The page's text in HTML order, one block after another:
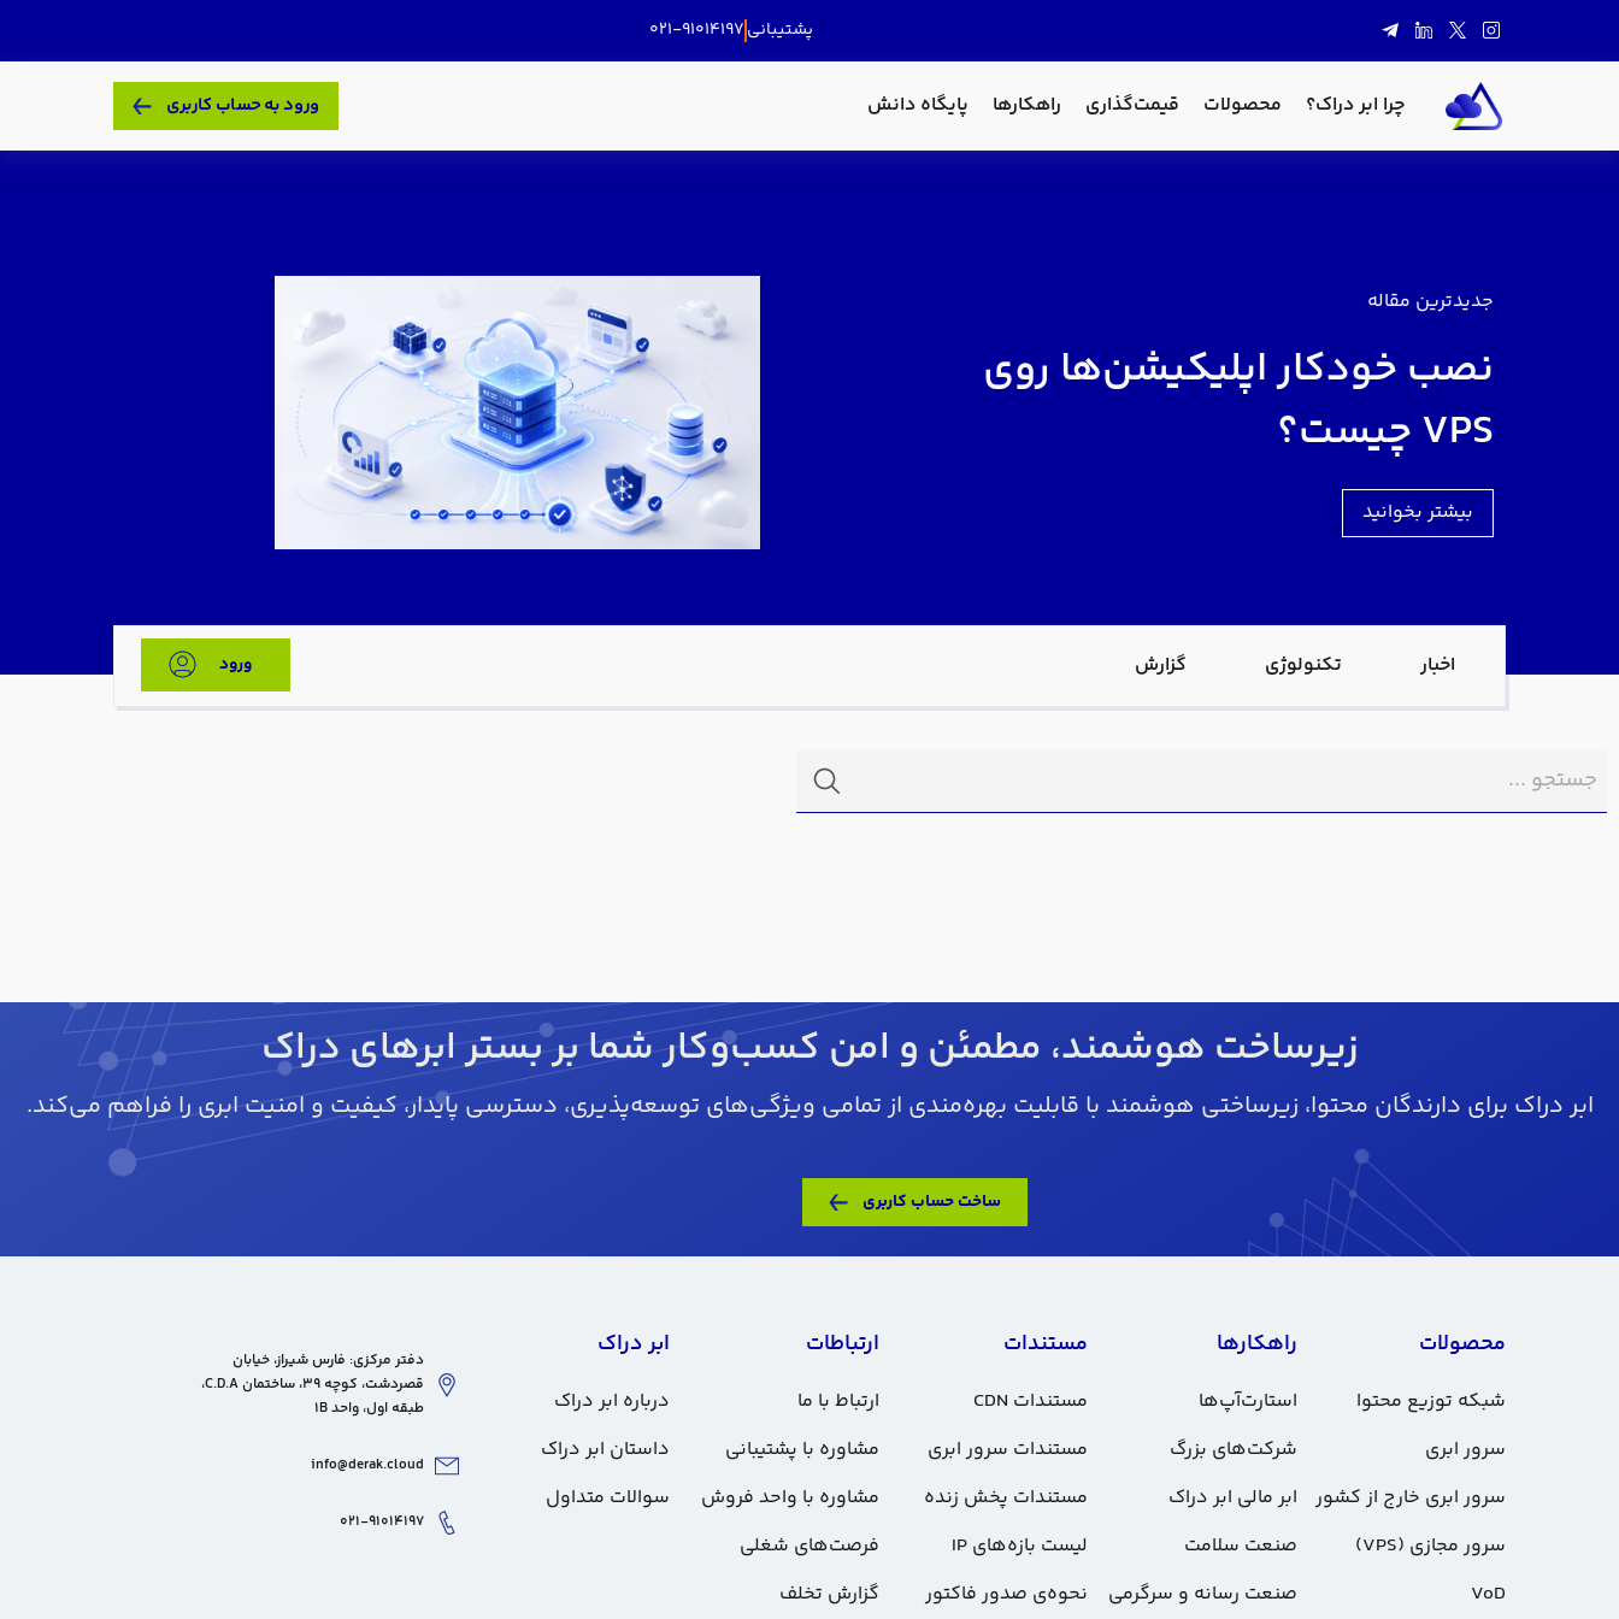
پشتیبانی۰۲۱-۹۱۰۱۴۱۹۷
چرا ابر دراک؟ محصولات قیمت‌گذاری راهکارها پایگاه دانش ورود به حساب کاربری
جدیدترین مقاله
نصب خودکار اپلیکیشن‌ها روی
VPS چیست؟
بیشتر بخوانید
اخبار تکنولوژی گزارش ورود
زیرساخت هوشمند، مطمئن و امن کسب‌وکار شما بر بستر ابرهای دراک
ابر دراک برای دارندگان محتوا، زیرساختی هوشمند با قابلیت بهره‌مندی از تمامی ویژگی‌های توسعه‌پذیری، دسترسی پایدار، کیفیت و امنیت ابری را فراهم می‌کند.
ساخت حساب کاربری
محصولات
شبکه توزیع محتوا
سرور ابری
سرور ابری خارج از کشور
سرور مجازی (VPS)
VoD
راهکارها
استارت‌آپ‌ها
شرکت‌های بزرگ
ابر مالی ابر دراک
صنعت سلامت
صنعت رسانه و سرگرمی
مستندات
مستندات CDN
مستندات سرور ابری
مستندات پخش زنده
لیست بازه‌های IP
نحوه‌ی صدور فاکتور
ارتباطات
ارتباط با ما
مشاوره با پشتیبانی
مشاوره با واحد فروش
فرصت‌های شغلی
گزارش تخلف
ابر دراک
درباره ابر دراک
داستان ابر دراک
سوالات متداول
دفتر مرکزی: فارس شیراز، خیابان
قصردشت، کوچه 39، ساختمان C.D.A،
طبقه اول، واحد 1B
info@derak.cloud
۰۲۱-۹۱۰۱۴۱۹۷